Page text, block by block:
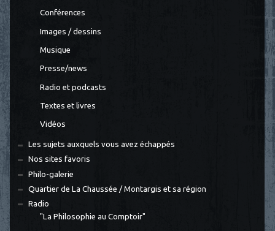
Conférences
Images / dessins
Musique
Presse/news
Radio et podcasts
Textes et livres
Vidéos
Les sujets auxquels vous avez échappés
Nos sites favoris
Philo-galerie
Quartier de La Chaussée / Montargis et sa région
Radio
"La Philosophie au Comptoir"